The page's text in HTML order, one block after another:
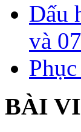
Dấu
và
BÀI